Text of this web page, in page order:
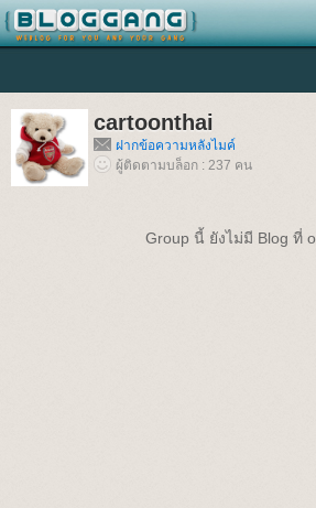
cartoonthai
ฝากข้อความหลังไมค์
ผู้ติดตามบล็อก : 237 คน
Group นี้ ยังไม่มี Blog ที่